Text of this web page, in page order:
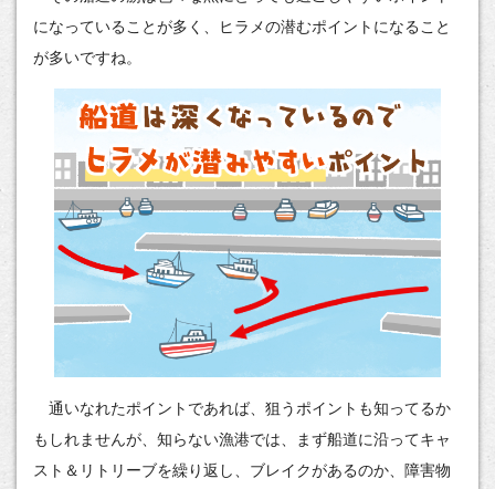
になっていることが多く、ヒラメの潜むポイントになること
が多いですね。
通いなれたポイントであれば、狙うポイントも知ってるか
もしれませんが、知らない漁港では、まず船道に沿ってキャ
スト＆リトリーブを繰り返し、ブレイクがあるのか、障害物